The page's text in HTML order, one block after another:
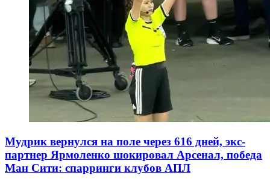
Мудрик вернулся на поле через 616 дней, экс-
партнер Ярмоленко шокировал Арсенал, победа
Ман Сити: спарринги клубов АПЛ